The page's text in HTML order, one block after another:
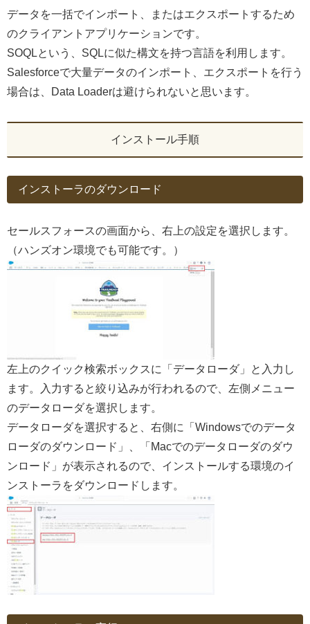
データを一括でインポート、またはエクスポートするため
のクライアントアプリケーションです。
SOQLという、SQLに似た構文を持つ言語を利用します。
Salesforceで大量データのインポート、エクスポートを行う
場合は、Data Loaderは避けられないと思います。
インストール手順
インストーラのダウンロード
セールスフォースの画面から、右上の設定を選択します。
（ハンズオン環境でも可能です。）
左上のクイック検索ボックスに「データローダ」と入力し
ます。入力すると絞り込みが行われるので、左側メニュー
のデータローダを選択します。
データローダを選択すると、右側に「Windowsでのデータ
ローダのダウンロード」、「Macでのデータローダのダウ
ンロード」が表示されるので、インストールする環境のイ
ンストーラをダウンロードします。